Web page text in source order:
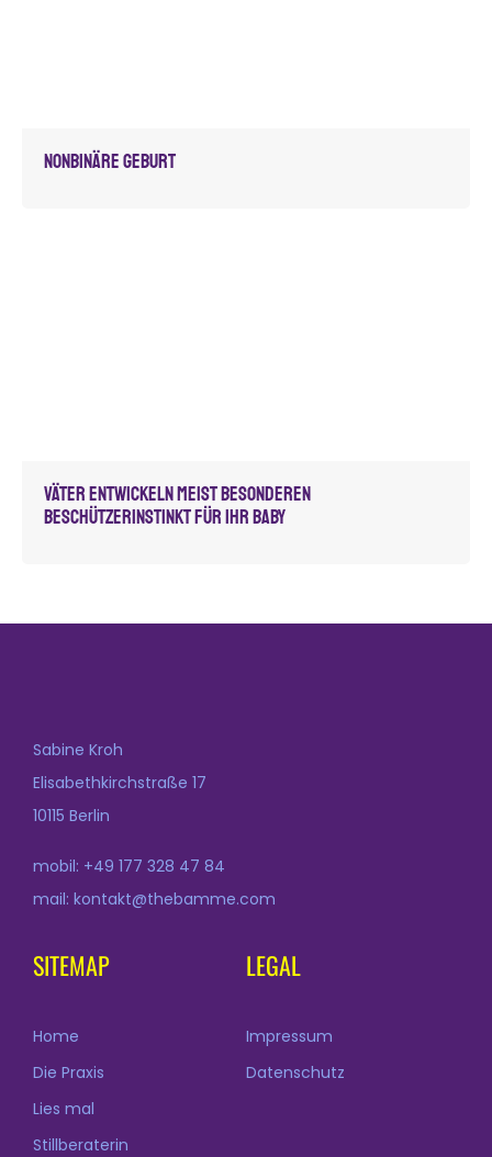
Nonbinäre Geburt
Väter entwickeln meist besonderen
Beschützerinstinkt für ihr Baby
Sabine Kroh
Elisabethkirchstraße 17
10115 Berlin
mobil: +49 177 328 47 84
mail: kontakt@thebamme.com
SITEMAP
Home
Die Praxis
Lies mal
Stillberaterin
LEGAL
Impressum
Datenschutz